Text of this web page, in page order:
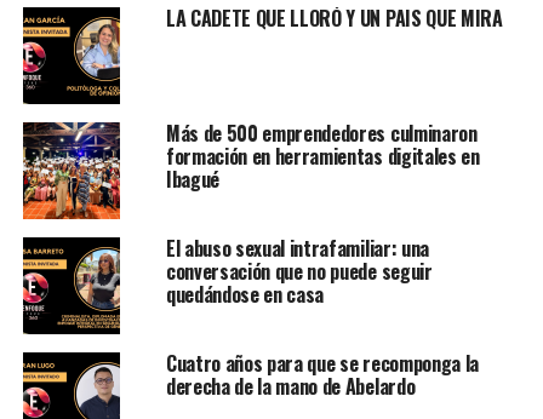
LA CADETE QUE LLORÓ Y UN PAIS QUE MIRA
Más de 500 emprendedores culminaron
formación en herramientas digitales en
Ibagué
El abuso sexual intrafamiliar: una
conversación que no puede seguir
quedándose en casa
Cuatro años para que se recomponga la
derecha de la mano de Abelardo